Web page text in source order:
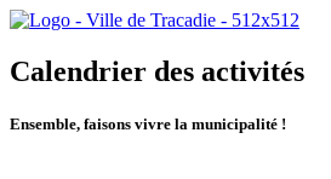
Calendrier des activités
Ensemble, faisons vivre la municipalité !